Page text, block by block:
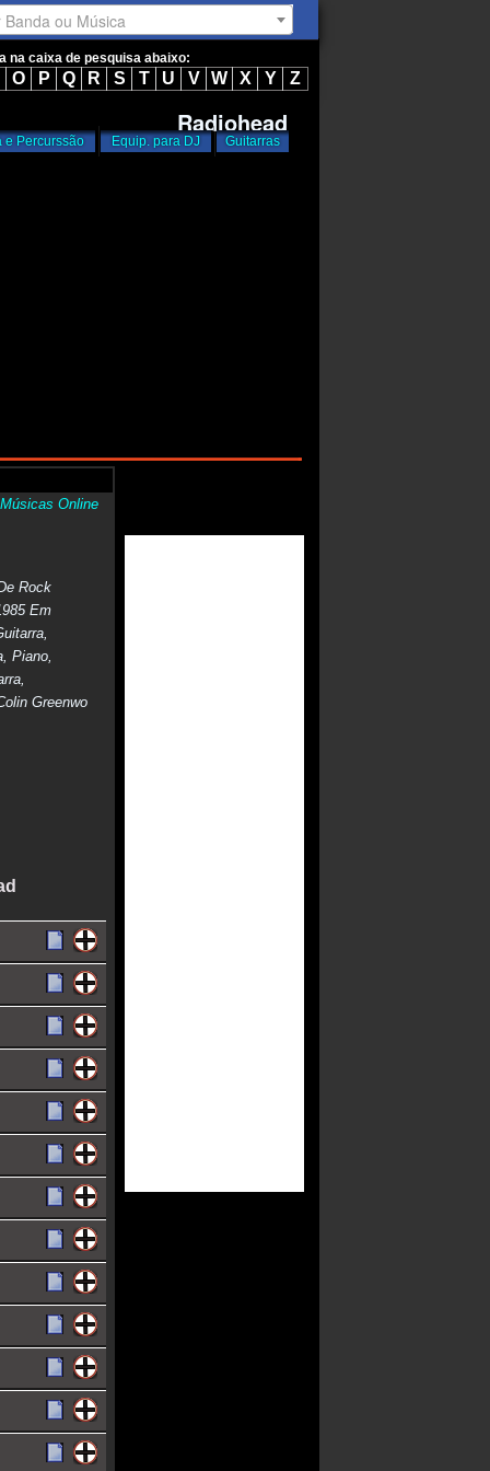
na caixa de pesquisa abaixo:
O P Q R S T U V W X Y Z
Radiohead
e Percurssão Equip. para DJ Guitarras
Músicas Online
Rock
Em
Piano,
Greenwo
Banda ou Música